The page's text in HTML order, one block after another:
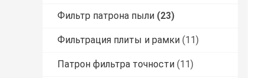
Фильтр патрона пыли (23)
Фильтрация плиты и рамки (11)
Патрон фильтра точности (11)